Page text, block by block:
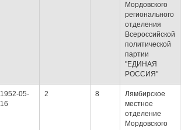
Мордовского
регионального
отделения
Всероссийской
политической
партии
"ЕДИНАЯ
РОССИЯ"
1952-05-
16
2 8
Лямбирское
местное
отделение
Мордовского